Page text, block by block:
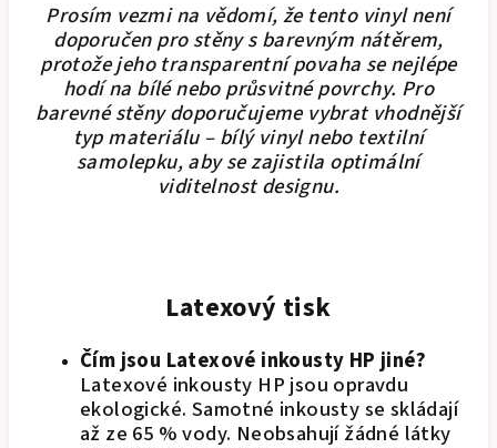
Prosím vezmi na vědomí, že tento vinyl není
doporučen pro stěny s barevným nátěrem,
protože jeho transparentní povaha se nejlépe
hodí na bílé nebo průsvitné povrchy. Pro
barevné stěny doporučujeme vybrat vhodnější
typ materiálu – bílý vinyl nebo textilní
samolepku, aby se zajistila optimální
viditelnost designu.
Latexový tisk
Čím jsou Latexové inkousty HP jiné?
Latexové inkousty HP jsou opravdu
ekologické. Samotné inkousty se skládají
až ze 65 % vody. Neobsahují žádné látky